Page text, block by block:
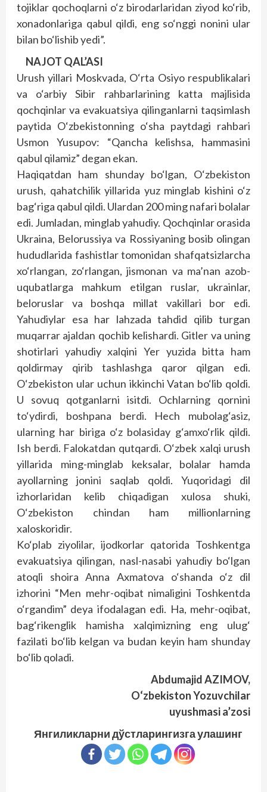
tojiklar qochoqlarni o‘z birodarlaridan ziyod ko‘rib,
xonadonlariga qabul qildi, eng so‘nggi nonini ular
bilan bo‘lishib yedi”.
NAJOT QAL’ASI
Urush yillari Moskvada, O‘rta Osiyo respublikalari
va o‘arbiy Sibir rahbarlarining katta majlisida
qochqinlar va evakuatsiya qilinganlarni taqsimlash
paytida O‘zbekistonning o‘sha paytdagi rahbari
Usmon Yusupov: “Qancha kelishsa, hammasini
qabul qilamiz” degan ekan.
Haqiqatdan ham shunday bo‘lgan, O‘zbekiston
urush, qahatchilik yillarida yuz minglab kishini o‘z
bag‘riga qabul qildi. Ulardan 200 ming nafari bolalar
edi. Jumladan, minglab yahudiy. Qochqinlar orasida
Ukraina, Belorussiya va Rossiyaning bosib olingan
hududlarida fashistlar tomonidan shafqatsizlarcha
xo‘rlangan, zo‘rlangan, jismonan va ma’nan azob-
uqubatlarga mahkum etilgan ruslar, ukrainlar,
beloruslar va boshqa millat vakillari bor edi.
Yahudiylar esa har lahzada tahdid qilib turgan
muqarrar ajaldan qochib kelishardi. Gitler va uning
shotirlari yahudiy xalqini Yer yuzida bitta ham
qoldirmay qirib tashlashga qaror qilgan edi.
O‘zbekiston ular uchun ikkinchi Vatan bo‘lib qoldi.
U sovuq qotganlarni isitdi. Ochlarning qornini
to‘ydirdi, boshpana berdi. Hech mubolag‘asiz,
ularning har biriga o‘z bolasiday g‘amxo‘rlik qildi.
Ish berdi. Falokatdan qutqardi. O‘zbek xalqi urush
yillarida ming-minglab keksalar, bolalar hamda
ayollarning jonini saqlab qoldi. Yuqoridagi dil
izhorlaridan kelib chiqadigan xulosa shuki,
O‘zbekiston chindan ham millionlarning
xaloskoridir.
Ko‘plab ziyolilar, ijodkorlar qatorida Toshkentga
evakuatsiya qilingan, nasl-nasabi yahudiy bo‘lgan
atoqli shoira Anna Axmatova o‘shanda o‘z dil
izhorini “Men mehr-oqibat nimaligini Toshkentda
o‘rgandim” deya ifodalagan edi. Ha, mehr-oqibat,
bag‘rikenglik hamisha xalqimizning eng ulug‘
fazilati bo‘lib kelgan va budan keyin ham shunday
bo‘lib qoladi.
Abdumajid AZIMOV,
O‘zbekiston Yozuvchilar
uyushmasi a’zosi
Янгиликларни дўстларингизга улашинг